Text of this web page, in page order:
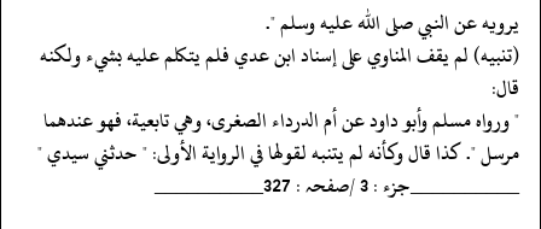
‏‏‏‏يرويه عن النبي صلى الله عليه وسلم ".
‏‏‏‏(تنبيه) لم يقف المناوي على إسناد ابن عدي فلم يتكلم عليه بشيء ولكنه
قال:
‏‏‏‏" ورواه مسلم وأبو داود عن أم الدرداء الصغرى، وهي تابعية، فهو عندهما
‏‏‏‏مرسل ". كذا قال وكأنه لم يتنبه لقولها في الرواية الأولى: " حدثني سيدي "
‏‏‏‏__________جزء : 3 /صفحہ : 327__________